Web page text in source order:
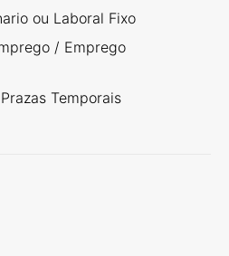
ou Laboral Fixo
/ Emprego
Temporais